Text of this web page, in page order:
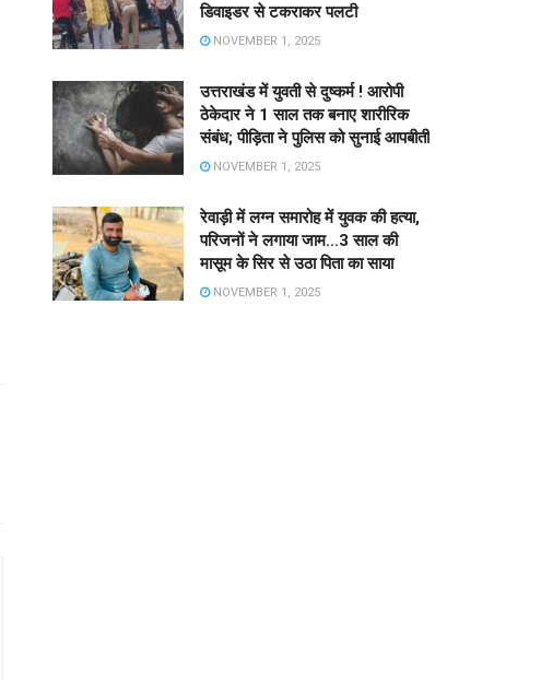
डिवाइडर से टकराकर पलटी
NOVEMBER 1, 2025
उत्तराखंड में युवती से दुष्कर्म ! आरोपी
ठेकेदार ने 1 साल तक बनाए शारीरिक
संबंध; पीड़िता ने पुलिस को सुनाई आपबीती
NOVEMBER 1, 2025
रेवाड़ी में लग्न समारोह में युवक की हत्या,
परिजनों ने लगाया जाम…3 साल की
मासूम के सिर से उठा पिता का साया
NOVEMBER 1, 2025